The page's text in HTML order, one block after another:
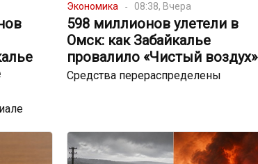
Экономика 08:38, Вчера
598 миллионов улетели в
Омск: как Забайкалье
провалило «Чистый воздух»
Средства перераспределены